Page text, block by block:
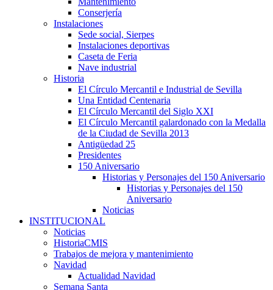
Conserjería
Instalaciones
Sede social, Sierpes
Instalaciones deportivas
Caseta de Feria
Nave industrial
Historia
El Círculo Mercantil e Industrial de Sevilla
Una Entidad Centenaria
El Círculo Mercantil del Siglo XXI
El Círculo Mercantil galardonado con la Medalla
de la Ciudad de Sevilla 2013
Antigüedad 25
Presidentes
150 Aniversario
Historias y Personajes del 150 Aniversario
Historias y Personajes del 150
Aniversario
Noticias
INSTITUCIONAL
Noticias
HistoriaCMIS
Trabajos de mejora y mantenimiento
Navidad
Actualidad Navidad
Semana Santa